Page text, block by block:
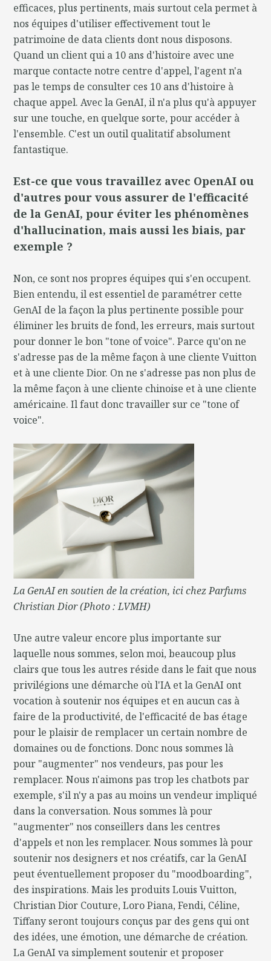
efficaces, plus pertinents, mais surtout cela permet à
nos équipes d'utiliser effectivement tout le
patrimoine de data clients dont nous disposons.
Quand un client qui a 10 ans d'histoire avec une
marque contacte notre centre d'appel, l'agent n'a
pas le temps de consulter ces 10 ans d'histoire à
chaque appel. Avec la GenAI, il n'a plus qu'à appuyer
sur une touche, en quelque sorte, pour accéder à
l'ensemble. C'est un outil qualitatif absolument
fantastique.
Est-ce que vous travaillez avec OpenAI ou
d'autres pour vous assurer de l'efficacité
de la GenAI, pour éviter les phénomènes
d'hallucination, mais aussi les biais, par
exemple ?
Non, ce sont nos propres équipes qui s'en occupent.
Bien entendu, il est essentiel de paramétrer cette
GenAI de la façon la plus pertinente possible pour
éliminer les bruits de fond, les erreurs, mais surtout
pour donner le bon "tone of voice". Parce qu'on ne
s'adresse pas de la même façon à une cliente Vuitton
et à une cliente Dior. On ne s'adresse pas non plus de
la même façon à une cliente chinoise et à une cliente
américaine. Il faut donc travailler sur ce "tone of
voice".
La GenAI en soutien de la création, ici chez Parfums
Christian Dior (Photo : LVMH)
Une autre valeur encore plus importante sur
laquelle nous sommes, selon moi, beaucoup plus
clairs que tous les autres réside dans le fait que nous
privilégions une démarche où l'IA et la GenAI ont
vocation à soutenir nos équipes et en aucun cas à
faire de la productivité, de l'efficacité de bas étage
pour le plaisir de remplacer un certain nombre de
domaines ou de fonctions. Donc nous sommes là
pour "augmenter" nos vendeurs, pas pour les
remplacer. Nous n'aimons pas trop les chatbots par
exemple, s'il n'y a pas au moins un vendeur impliqué
dans la conversation. Nous sommes là pour
"augmenter" nos conseillers dans les centres
d'appels et non les remplacer. Nous sommes là pour
soutenir nos designers et nos créatifs, car la GenAI
peut éventuellement proposer du "moodboarding",
des inspirations. Mais les produits Louis Vuitton,
Christian Dior Couture, Loro Piana, Fendi, Céline,
Tiffany seront toujours conçus par des gens qui ont
des idées, une émotion, une démarche de création.
La GenAI va simplement soutenir et proposer